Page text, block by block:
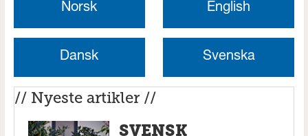
Norsk English
Dansk Svenska
// Nyeste artikler //
SVENSK